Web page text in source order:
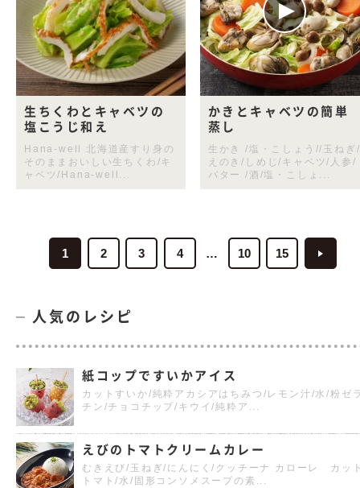
生ちくわとキャベツの
塩こうじ和え
Hana-well 北海道産すり身の
そのままおいしい生ちくわ/キ
ャベツ/Hana-well...
かきとキャベツの簡単
蒸し
生かき /塩・こしょう//玉ねぎ/
えのき/しめじ/キャベツ/人参/
バター /酒/塩・こしょ...
1 2 3 4 10 15
人気のレシピ
紙コップですいかアイス
カットすいか/純粋アカシアはちみつ/レモン汁/水/粉ゼ
チン/チョコチップ/キウイ/純粋ア...
えびのトマトクリームカレー
むきえび/玉ねぎ/にんにく/クッチーナ カローレ カッ
トマト/水/固形コンソメスープの素...